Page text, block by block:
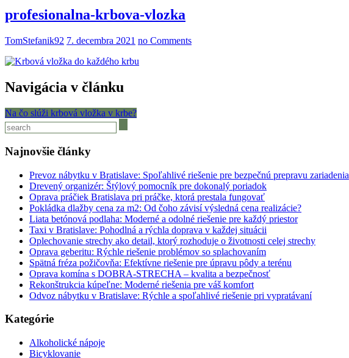
profesionalna-krbova-vlozka
TomStefanik92 7. decembra 2021 no Comments
Navigácia v článku
Na čo slúži krbová vložka v krbe?
Najnovšie články
Prevoz nábytku v Bratislave: Spoľahlivé riešenie pre bezpečnú prepravu zariadenia
Drevený organizér: Štýlový pomocník pre dokonalý poriadok
Oprava práčiek Bratislava pri práčke, ktorá prestala fungovať
Pokládka dlažby cena za m2: Od čoho závisí výsledná cena realizácie?
Liata betónová podlaha: Moderné a odolné riešenie pre každý priestor
Taxi v Bratislave: Pohodlná a rýchla doprava v každej situácii
Oplechovanie strechy ako detail, ktorý rozhoduje o životnosti celej strechy
Oprava geberitu: Rýchle riešenie problémov so splachovaním
Spätná fréza požičovňa: Efektívne riešenie pre úpravu pôdy a terénu
Oprava komína s DOBRA-STRECHA – kvalita a bezpečnosť
Rekonštrukcia kúpeľne: Moderné riešenia pre váš komfort
Odvoz nábytku v Bratislave: Rýchle a spoľahlivé riešenie pri vypratávaní
Kategórie
Alkoholické nápoje
Bicyklovanie